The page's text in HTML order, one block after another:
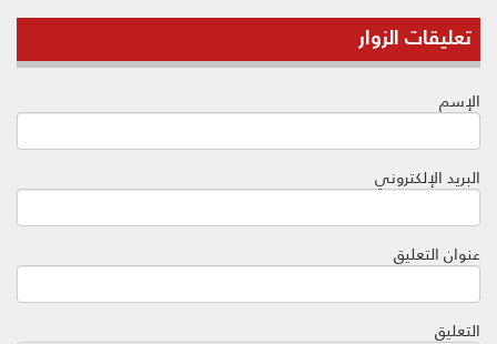
تعليقات الزوار
الإسم
البريد الإلكتروني
عنوان التعليق
التعليق